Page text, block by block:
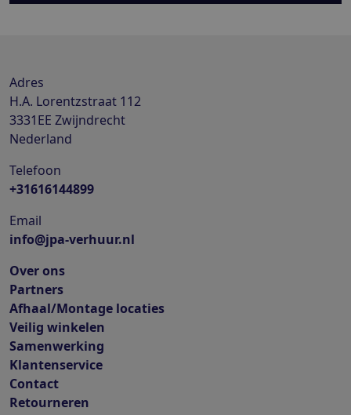
Adres
H.A. Lorentzstraat 112
3331EE Zwijndrecht
Nederland
Telefoon
+31616144899
Email
info@jpa-verhuur.nl
Over ons
Partners
Afhaal/Montage locaties
Veilig winkelen
Samenwerking
Klantenservice
Contact
Retourneren